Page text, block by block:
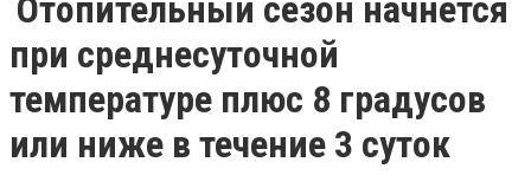
Отопительный сезон начнется
при среднесуточной
температуре плюс 8 градусов
или ниже в течение 3 суток